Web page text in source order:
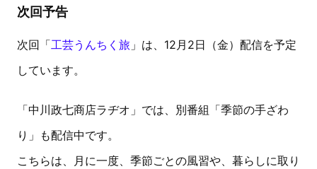
次回予告
次回「工芸うんちく旅 」は、12月2日（金）配信を予定
しています。
「中川政七商店ラヂオ」では、別番組「季節の手ざわ
り」も配信中です。
こちらは、月に一度、季節ごとの風習や、暮らしに取り